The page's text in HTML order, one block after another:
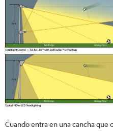
Cuando entra en una cancha